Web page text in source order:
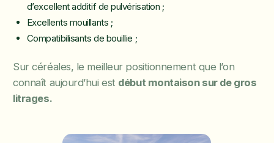
d’excellent additif de pulvérisation ;
Excellents mouillants ;
Compatibilisants de bouillie ;
Sur céréales, le meilleur positionnement que l’on
connaît aujourd’hui est début montaison sur de gros
litrages.